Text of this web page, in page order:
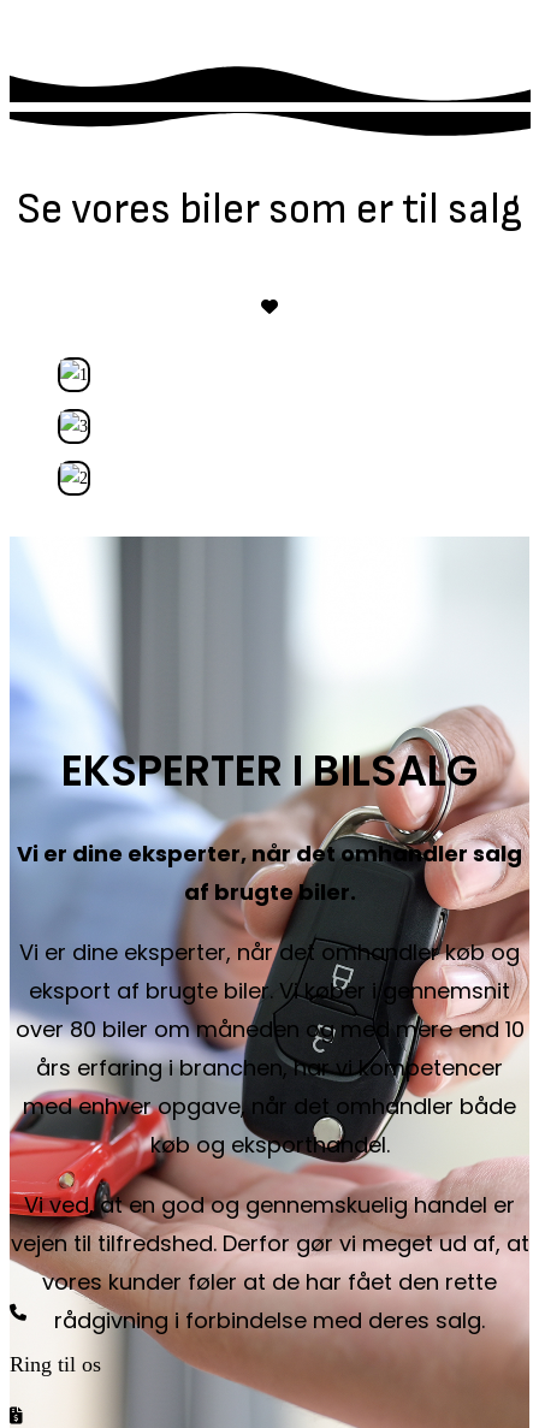
Se vores biler som er til salg
EKSPERTER I BILSALG
Vi er dine eksperter, når det omhandler salg
af brugte biler.
Vi er dine eksperter, når det omhandler køb og
eksport af brugte biler. Vi køber i gennemsnit
over 80 biler om måneden og med mere end 10
års erfaring i branchen, har vi kompetencer
med enhver opgave, når det omhandler både
køb og eksporthandel.
Vi ved, at en god og gennemskuelig handel er
vejen til tilfredshed. Derfor gør vi meget ud af, at
vores kunder føler at de har fået den rette
rådgivning i forbindelse med deres salg.
Ring til os